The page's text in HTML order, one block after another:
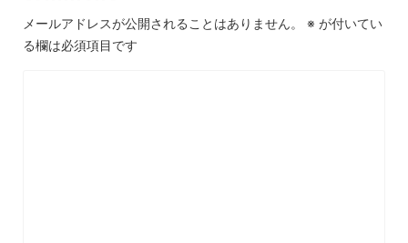
メールアドレスが公開されることはありません。 ※ が付いてい
る欄は必須項目です